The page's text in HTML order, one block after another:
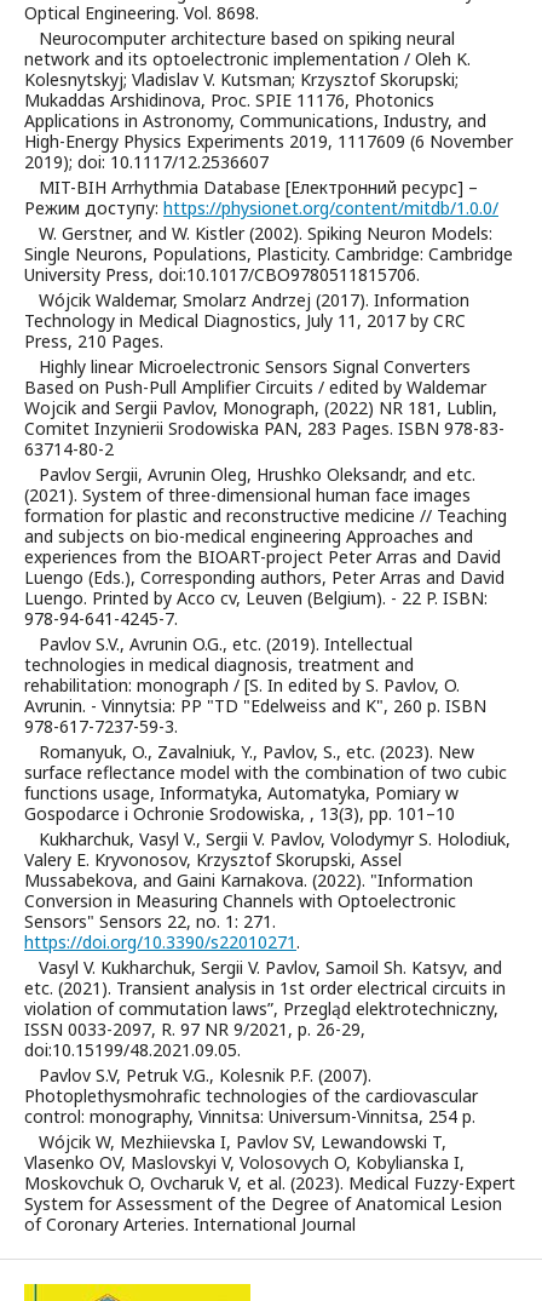
Optical Engineering. Vol. 8698.
Neurocomputer architecture based on spiking neural
network and its optoelectronic implementation / Oleh K.
Kolesnytskyj; Vladislav V. Kutsman; Krzysztof Skorupski;
Mukaddas Arshidinova, Proc. SPIE 11176, Photonics
Applications in Astronomy, Communications, Industry, and
High-Energy Physics Experiments 2019, 1117609 (6 November
2019); doi: 10.1117/12.2536607
MIT-BIH Arrhythmia Database [Електронний ресурс] –
Режим доступу: https://physionet.org/content/mitdb/1.0.0/
W. Gerstner, and W. Kistler (2002). Spiking Neuron Models:
Single Neurons, Populations, Plasticity. Cambridge: Cambridge
University Press, doi:10.1017/CBO9780511815706.
Wójcik Waldemar, Smolarz Andrzej (2017). Information
Technology in Medical Diagnostics, July 11, 2017 by CRC
Press, 210 Pages.
Highly linear Microelectronic Sensors Signal Converters
Based on Push-Pull Amplifier Circuits / edited by Waldemar
Wojcik and Sergii Pavlov, Monograph, (2022) NR 181, Lublin,
Comitet Inzynierii Srodowiska PAN, 283 Pages. ISBN 978-83-
63714-80-2
Pavlov Sergii, Avrunin Oleg, Hrushko Oleksandr, and etc.
(2021). System of three-dimensional human face images
formation for plastic and reconstructive medicine // Teaching
and subjects on bio-medical engineering Approaches and
experiences from the BIOART-project Peter Arras and David
Luengo (Eds.), Corresponding authors, Peter Arras and David
Luengo. Printed by Acco cv, Leuven (Belgium). - 22 P. ISBN:
978-94-641-4245-7.
Pavlov S.V., Avrunin O.G., etc. (2019). Intellectual
technologies in medical diagnosis, treatment and
rehabilitation: monograph / [S. In edited by S. Pavlov, O.
Avrunin. - Vinnytsia: PP "TD "Edelweiss and K", 260 p. ISBN
978-617-7237-59-3.
Romanyuk, O., Zavalniuk, Y., Pavlov, S., etc. (2023). New
surface reflectance model with the combination of two cubic
functions usage, Informatyka, Automatyka, Pomiary w
Gospodarce i Ochronie Srodowiska, , 13(3), pp. 101–10
Kukharchuk, Vasyl V., Sergii V. Pavlov, Volodymyr S. Holodiuk,
Valery E. Kryvonosov, Krzysztof Skorupski, Assel
Mussabekova, and Gaini Karnakova. (2022). "Information
Conversion in Measuring Channels with Optoelectronic
Sensors" Sensors 22, no. 1: 271.
https://doi.org/10.3390/s22010271.
Vasyl V. Kukharchuk, Sergii V. Pavlov, Samoil Sh. Katsyv, and
etc. (2021). Transient analysis in 1st order electrical circuits in
violation of commutation laws”, Przegląd elektrotechniczny,
ISSN 0033-2097, R. 97 NR 9/2021, p. 26-29,
doi:10.15199/48.2021.09.05.
Pavlov S.V, Petruk V.G., Kolesnik P.F. (2007).
Photoplethysmohrafic technologies of the cardiovascular
control: monography, Vinnitsa: Universum-Vinnitsa, 254 p.
Wójcik W, Mezhiievska I, Pavlov SV, Lewandowski T,
Vlasenko OV, Maslovskyi V, Volosovych O, Kobylianska I,
Moskovchuk O, Ovcharuk V, et al. (2023). Medical Fuzzy-Expert
System for Assessment of the Degree of Anatomical Lesion
of Coronary Arteries. International Journal